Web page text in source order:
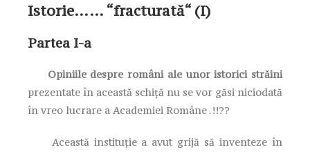
Istorie…… “fracturată“ (I)
Partea I-a
Opiniile despre români ale unor istorici străini
prezentate în această schiță nu se vor găsi niciodată
în vreo lucrare a Academiei Române .!!??
Această instituție a avut grijă să inventeze în